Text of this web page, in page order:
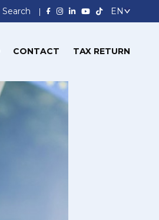
Search
CONTACT TAX RETURN